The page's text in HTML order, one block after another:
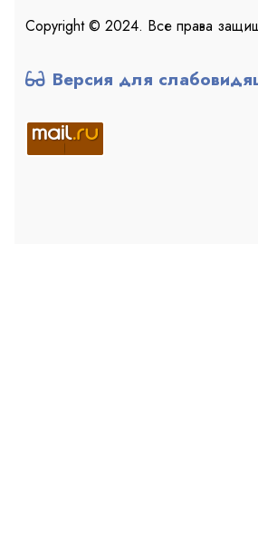
Copyright © 2024. Все права
Версия для